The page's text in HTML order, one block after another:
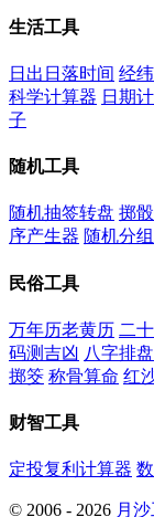
生活工具
日出日落时间 经
科学计算器 日期
子
随机工具
随机抽签转盘 掷
序产生器 随机分
民俗工具
万年历老黄历 二
码测吉凶 八字排盘
掷筊 称骨算命 红
财智工具
定投复利计算器
© 2006 - 2026 月